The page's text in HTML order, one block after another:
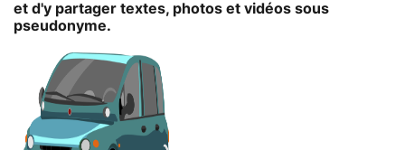
et d'y partager textes, photos et vidéos sous
pseudonyme.